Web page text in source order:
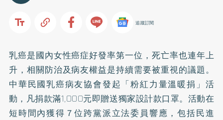
追蹤訂閱
乳癌是國內女性癌症好發率第一位，死亡率也連年上
升，相關防治及病友權益是持續需要被重視的議題。
中華民國乳癌病友協會發起「粉紅力量溫暖捐」活
動，凡捐款滿1,000元即贈送獨家設計款口罩。活動在
短時間內獲得７位跨黨派立法委員響應，包括民進